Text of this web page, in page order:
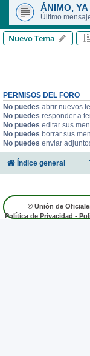
ÁNIMO,
Último
Nuevo Tema
PERMISOS DEL FORO
No puedes abrir nuevos
No puedes responder a
No puedes editar sus
No puedes borrar sus
No puedes enviar
Índice general
© Unión de
Política de Privacidad -